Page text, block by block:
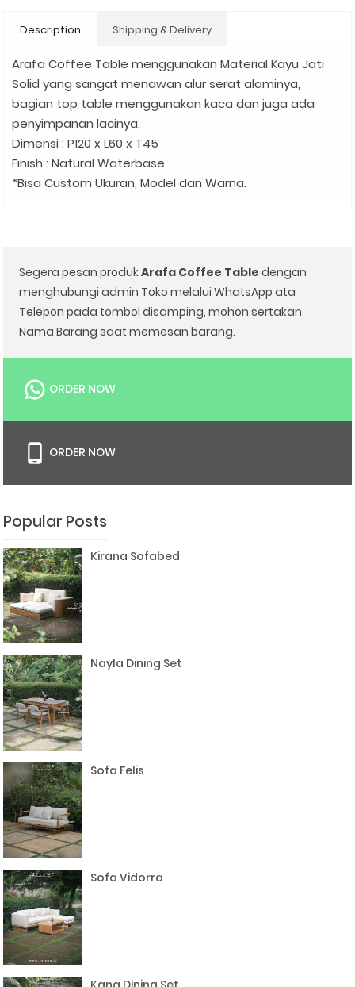
Description Shipping & Delivery
Arafa Coffee Table menggunakan Material Kayu Jati
Solid yang sangat menawan alur serat alaminya,
bagian top table menggunakan kaca dan juga ada
penyimpanan lacinya.
Dimensi : P120 x L60 x T45
Finish : Natural Waterbase
*Bisa Custom Ukuran, Model dan Warna.
Segera pesan produkArafa Coffee Table dengan
menghubungi admin Toko melalui WhatsApp ata
Telepon pada tombol disamping, mohon sertakan
Nama Barang saat memesan barang.
ORDER NOW
ORDER NOW
Popular Posts
Kirana Sofabed
Nayla Dining Set
Sofa Felis
Sofa Vidorra